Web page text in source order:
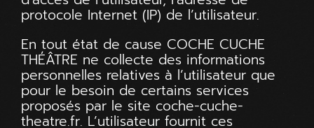
protocole Internet (IP) de l’utilisateur.
En tout état de cause COCHE CUCHE
THÉÂTRE ne collecte des informations
personnelles relatives à l’utilisateur que
pour le besoin de certains services
proposés par le site coche-cuche-
theatre.fr. L’utilisateur fournit ces